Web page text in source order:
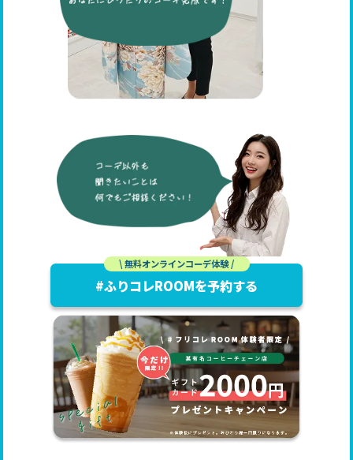
#ふりコレROOMを予約する
\ 無料オンラインコーデ体験 /